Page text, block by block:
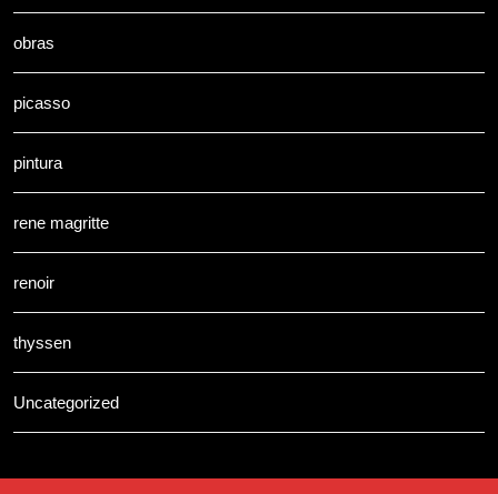
obras
picasso
pintura
rene magritte
renoir
thyssen
Uncategorized